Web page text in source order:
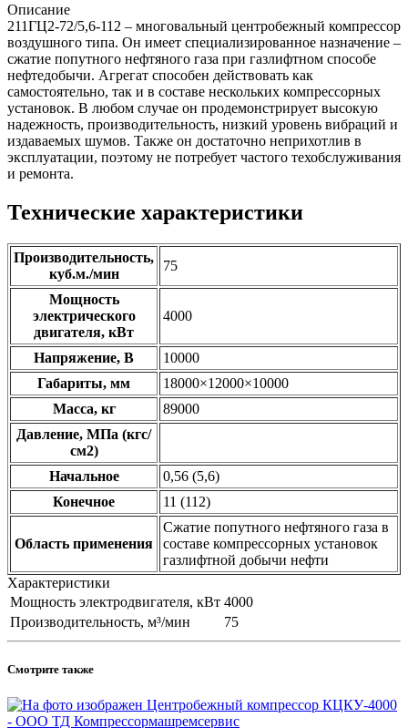
Описание
211ГЦ2-72/5,6-112 – многовальный центробежный компрессор
воздушного типа. Он имеет специализированное назначение –
сжатие попутного нефтяного газа при газлифтном способе
нефтедобычи. Агрегат способен действовать как
самостоятельно, так и в составе нескольких компрессорных
установок. В любом случае он продемонстрирует высокую
надежность, производительность, низкий уровень вибраций и
издаваемых шумов. Также он достаточно неприхотлив в
эксплуатации, поэтому не потребует частого техобслуживания
и ремонта.
Технические характеристики
Производительность,
куб.м./мин
75
Мощность
электрического
двигателя, кВт
4000
Напряжение, В
10000
Габариты, мм
18000×12000×10000
Масса, кг
89000
Давление, МПа (кгс/
см2)
Начальное
0,56 (5,6)
Конечное
11 (112)
Область применения
Сжатие попутного нефтяного газа в
составе компрессорных установок
газлифтной добычи нефти
Характеристики
Мощность электродвигателя, кВт 4000
Производительность, м³/мин
75
Смотрите также